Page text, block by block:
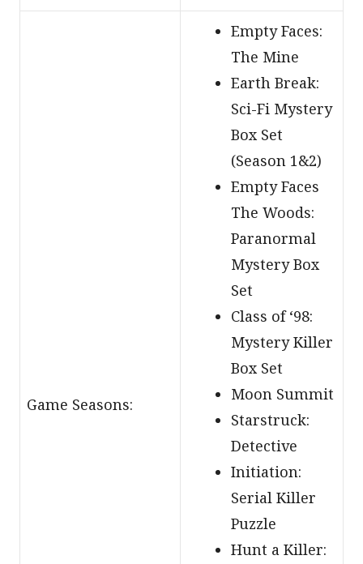
Game Seasons:
Empty Faces:
The Mine
Earth Break:
Sci-Fi Mystery
Box Set
(Season 1&2)
Empty Faces
The Woods:
Paranormal
Mystery Box
Set
Class of ‘98:
Mystery Killer
Box Set
Moon Summit
Starstruck:
Detective
Initiation:
Serial Killer
Puzzle
Hunt a Killer: